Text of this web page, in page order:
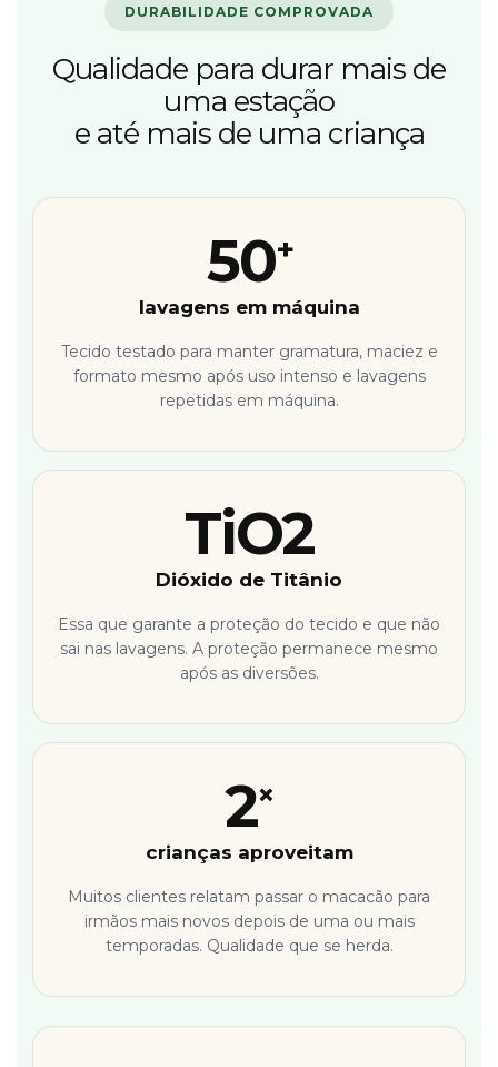
DURABILIDADE COMPROVADA
Qualidade para durar mais de
uma estação
e até mais de uma criança
50+
lavagens em máquina
Tecido testado para manter gramatura, maciez e
formato mesmo após uso intenso e lavagens
repetidas em máquina.
TiO2
Dióxido de Titânio
Essa que garante a proteção do tecido e que não
sai nas lavagens. A proteção permanece mesmo
após as diversões.
2×
crianças aproveitam
Muitos clientes relatam passar o macacão para
irmãos mais novos depois de uma ou mais
temporadas. Qualidade que se herda.